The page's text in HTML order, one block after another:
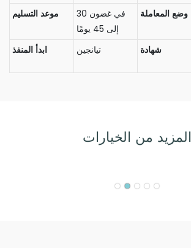
موعد التسليم
في غضون 30
إلى 45 يومًا
وضع المعاملة
ابدأ المنفذ
تيانجين شهادة
المزيد من الخيارات